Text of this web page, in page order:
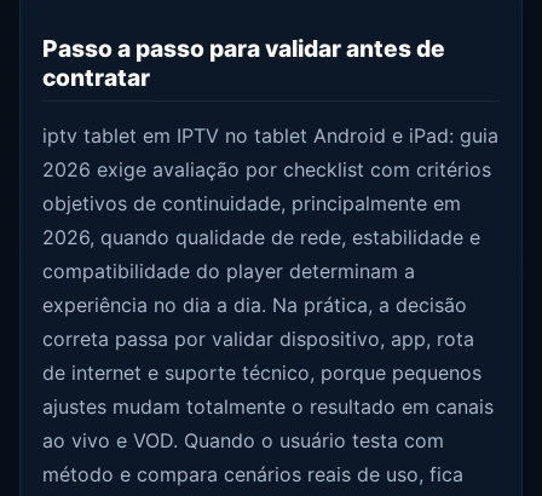
Passo a passo para validar antes de
contratar
iptv tablet em IPTV no tablet Android e iPad: guia
2026 exige avaliação por checklist com critérios
objetivos de continuidade, principalmente em
2026, quando qualidade de rede, estabilidade e
compatibilidade do player determinam a
experiência no dia a dia. Na prática, a decisão
correta passa por validar dispositivo, app, rota
de internet e suporte técnico, porque pequenos
ajustes mudam totalmente o resultado em canais
ao vivo e VOD. Quando o usuário testa com
método e compara cenários reais de uso, fica